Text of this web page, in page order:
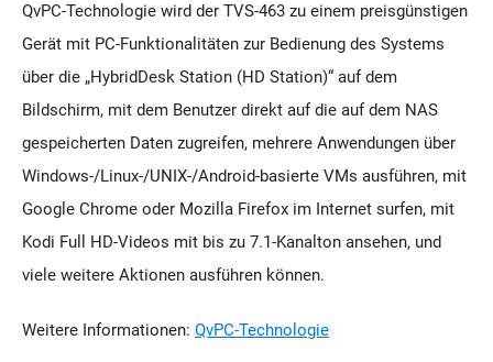
QvPC-Technologie wird der TVS-463 zu einem preisgünstigen
Gerät mit PC-Funktionalitäten zur Bedienung des Systems
über die „HybridDesk Station (HD Station)“ auf dem
Bildschirm, mit dem Benutzer direkt auf die auf dem NAS
gespeicherten Daten zugreifen, mehrere Anwendungen über
Windows-/Linux-/UNIX-/Android-basierte VMs ausführen, mit
Google Chrome oder Mozilla Firefox im Internet surfen, mit
Kodi Full HD-Videos mit bis zu 7.1-Kanalton ansehen, und
viele weitere Aktionen ausführen können.
Weitere Informationen: QvPC-Technologie